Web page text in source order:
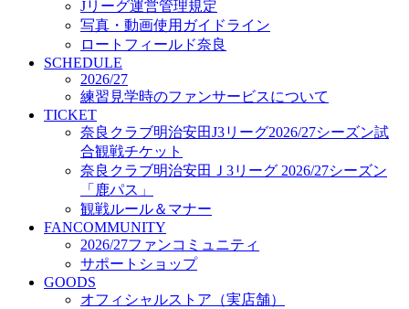
ACADEMY
アカデミーについて
プロジェクト
コーチ&スタッフ
ジュニア
ジュニアユース
ユース
練習拠点（ナラディーア）
SCHOOL
2026/27 パートナー企業
パートナー募集
クラブ理念
クラブ情報
サステナビリティ
Web制作支援
Jリーグ運営管理規定
写真・動画使用ガイドライン
ロートフィールド奈良
SCHEDULE
2026/27
練習見学時のファンサービスについて
TICKET
奈良クラブ明治安田J3リーグ2026/27シーズン試
合観戦チケット
奈良クラブ明治安田Ｊ3リーグ 2026/27シーズン
「鹿パス」
観戦ルール＆マナー
FANCOMMUNITY
2026/27ファンコミュニティ
サポートショップ
GOODS
オフィシャルストア（実店舗）